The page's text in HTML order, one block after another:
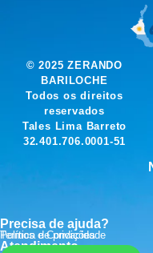
© 2025 ZERANDO
BARILOCHE
Todos os direitos
reservados
Tales Lima Barreto
32.401.706.0001-51
Precisa de ajuda?
Política de privacidade
Termos e Condições
Atendimento